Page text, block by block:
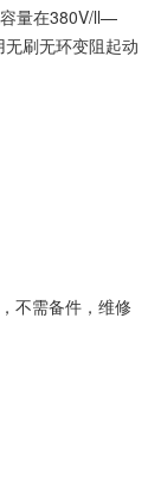
容量在380V/ll—
刷无环变阻起动
不需备件，维修